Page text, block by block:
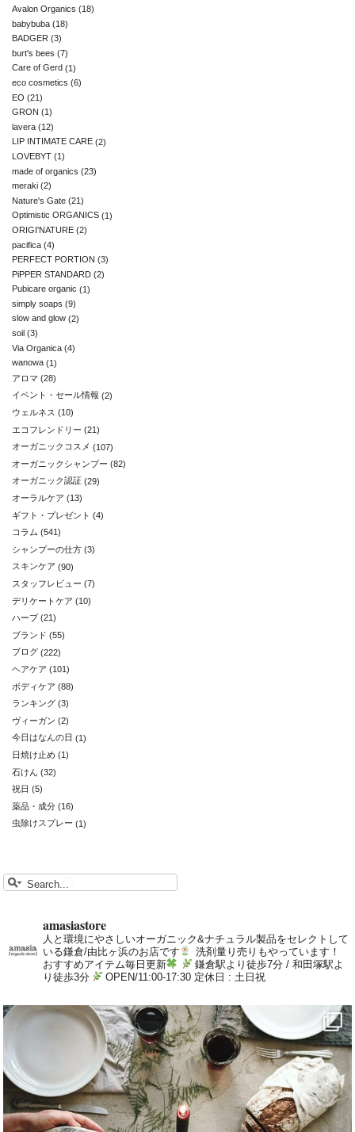
Avalon Organics (18)
babybuba (18)
BADGER (3)
burt's bees (7)
Care of Gerd (1)
eco cosmetics (6)
EO (21)
GRON (1)
lavera (12)
LIP INTIMATE CARE (2)
LOVEBYT (1)
made of organics (23)
meraki (2)
Nature's Gate (21)
Optimistic ORGANICS (1)
ORIGI'NATURE (2)
pacifica (4)
PERFECT PORTION (3)
PiPPER STANDARD (2)
Pubicare organic (1)
simply soaps (9)
slow and glow (2)
soil (3)
Via Organica (4)
wanowa (1)
アロマ (28)
イベント・セール情報 (2)
ウェルネス (10)
エコフレンドリー (21)
オーガニックコスメ (107)
オーガニックシャンプー (82)
オーガニック認証 (29)
オーラルケア (13)
ギフト・プレゼント (4)
コラム (541)
シャンプーの仕方 (3)
スキンケア (90)
スタッフレビュー (7)
デリケートケア (10)
ハーブ (21)
ブランド (55)
ブログ (222)
ヘアケア (101)
ボディケア (88)
ランキング (3)
ヴィーガン (2)
今日はなんの日 (1)
日焼け止め (1)
石けん (32)
祝日 (5)
薬品・成分 (16)
虫除けスプレー (1)
amasiastore
人と環境にやさしいオーガニック&ナチュラル製品をセレクトして
いる鎌倉/由比ヶ浜のお店です
洗剤量り売りもやっています！
おすすめアイテム毎日更新
鎌倉駅より徒歩7分 / 和田塚駅よ
り徒歩3分
OPEN/11:00-17:30 定休日 : 土日祝